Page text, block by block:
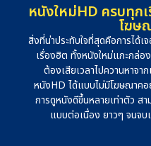
หนังใหม่HD ครบทุก
โฆษ
สิ่งที่น่าประทับใจที่สุดคือการได้
เรื่องฮิต ทั้งหนังใหม่แกะกล่อ
ต้องเสียเวลาไปควานหาจา
หนังHD ได้แบบไม่มีโฆษณาค
การดูหนังดีขึ้นหลายเท่าตัว ส
แบบต่อเนื่อง ยาวๆ จนจบ